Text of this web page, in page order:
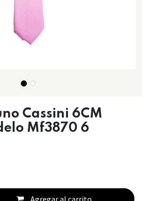
Cassini 6CM
Mf3870 6
Agregar al carrito